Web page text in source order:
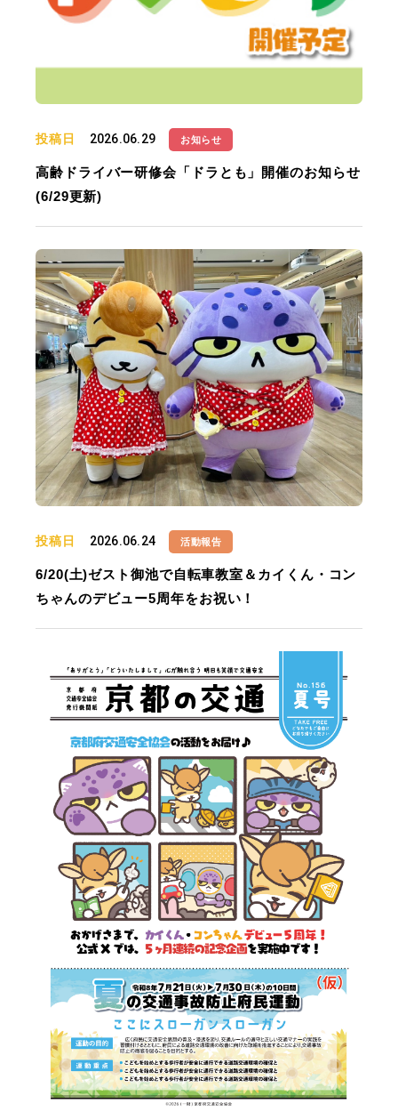
投稿日 2026.06.29 お知らせ
高齢ドライバー研修会「ドラとも」開催のお知らせ
(6/29更新)
投稿日 2026.06.24 活動報告
6/20(土)ゼスト御池で自転車教室＆カイくん・コン
ちゃんのデビュー5周年をお祝い！